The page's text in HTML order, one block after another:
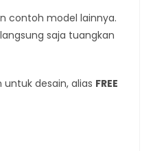
contoh model lainnya.
saja tuangkan
desain, alias FREE